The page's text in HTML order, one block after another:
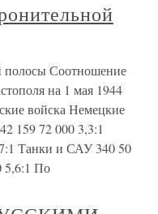
полосы Соотношение
на 1 мая 1944
войска Немецкие
159 72 000 3,3:1
Танки и САУ 340 50
5,6:1 По